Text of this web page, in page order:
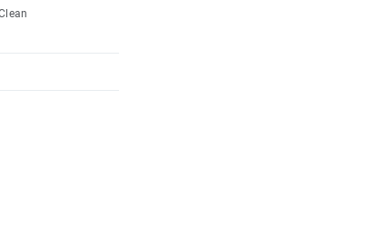
板解决方案，非